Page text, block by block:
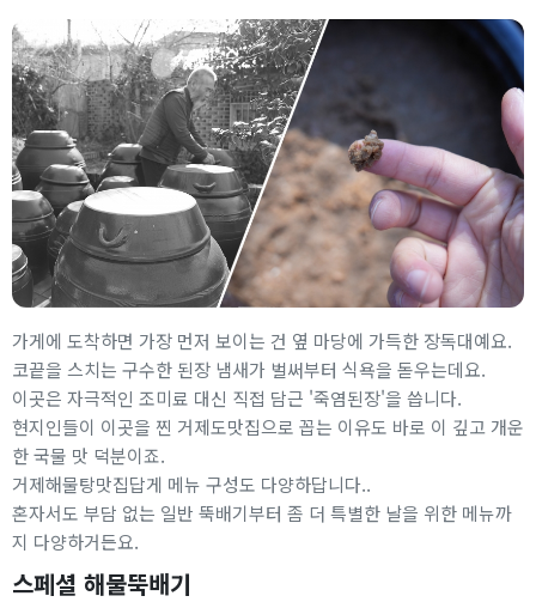
가게에 도착하면 가장 먼저 보이는 건 옆 마당에 가득한 장독대예요.
코끝을 스치는 구수한 된장 냄새가 벌써부터 식욕을 돋우는데요.
이곳은 자극적인 조미료 대신 직접 담근 '죽염된장'을 씁니다.
현지인들이 이곳을 찐 거제도맛집으로 꼽는 이유도 바로 이 깊고 개운
한 국물 맛 덕분이죠.
거제해물탕맛집답게 메뉴 구성도 다양하답니다..
혼자서도 부담 없는 일반 뚝배기부터 좀 더 특별한 날을 위한 메뉴까
지 다양하거든요.
스페셜 해물뚝배기